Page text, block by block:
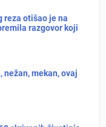
reza otišao je na
razgovor koji
nežan, mekan, ovaj